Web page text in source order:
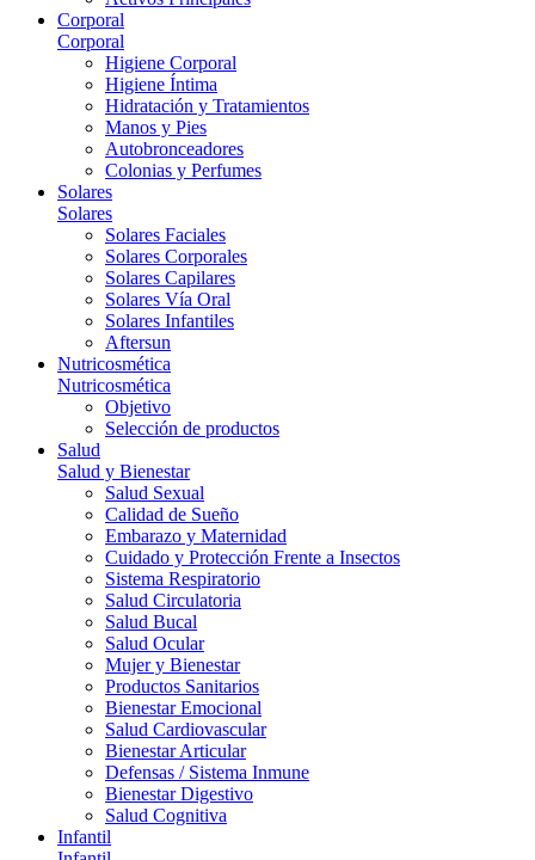
Corporal
Corporal
Higiene Corporal
Higiene Íntima
Hidratación y Tratamientos
Manos y Pies
Autobronceadores
Colonias y Perfumes
Solares
Solares
Solares Faciales
Solares Corporales
Solares Capilares
Solares Vía Oral
Solares Infantiles
Aftersun
Nutricosmética
Nutricosmética
Objetivo
Selección de productos
Salud
Salud y Bienestar
Salud Sexual
Calidad de Sueño
Embarazo y Maternidad
Cuidado y Protección Frente a Insectos
Sistema Respiratorio
Salud Circulatoria
Salud Bucal
Salud Ocular
Mujer y Bienestar
Productos Sanitarios
Bienestar Emocional
Salud Cardiovascular
Bienestar Articular
Defensas / Sistema Inmune
Bienestar Digestivo
Salud Cognitiva
Infantil